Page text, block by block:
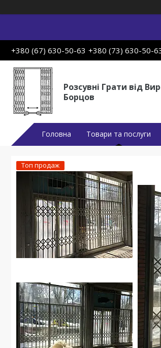
+380 (67) 630-50-63 +380 (73) 630-50-
Розсувні Грати від
Борцов
Головна Товари та послуги
Топ продаж